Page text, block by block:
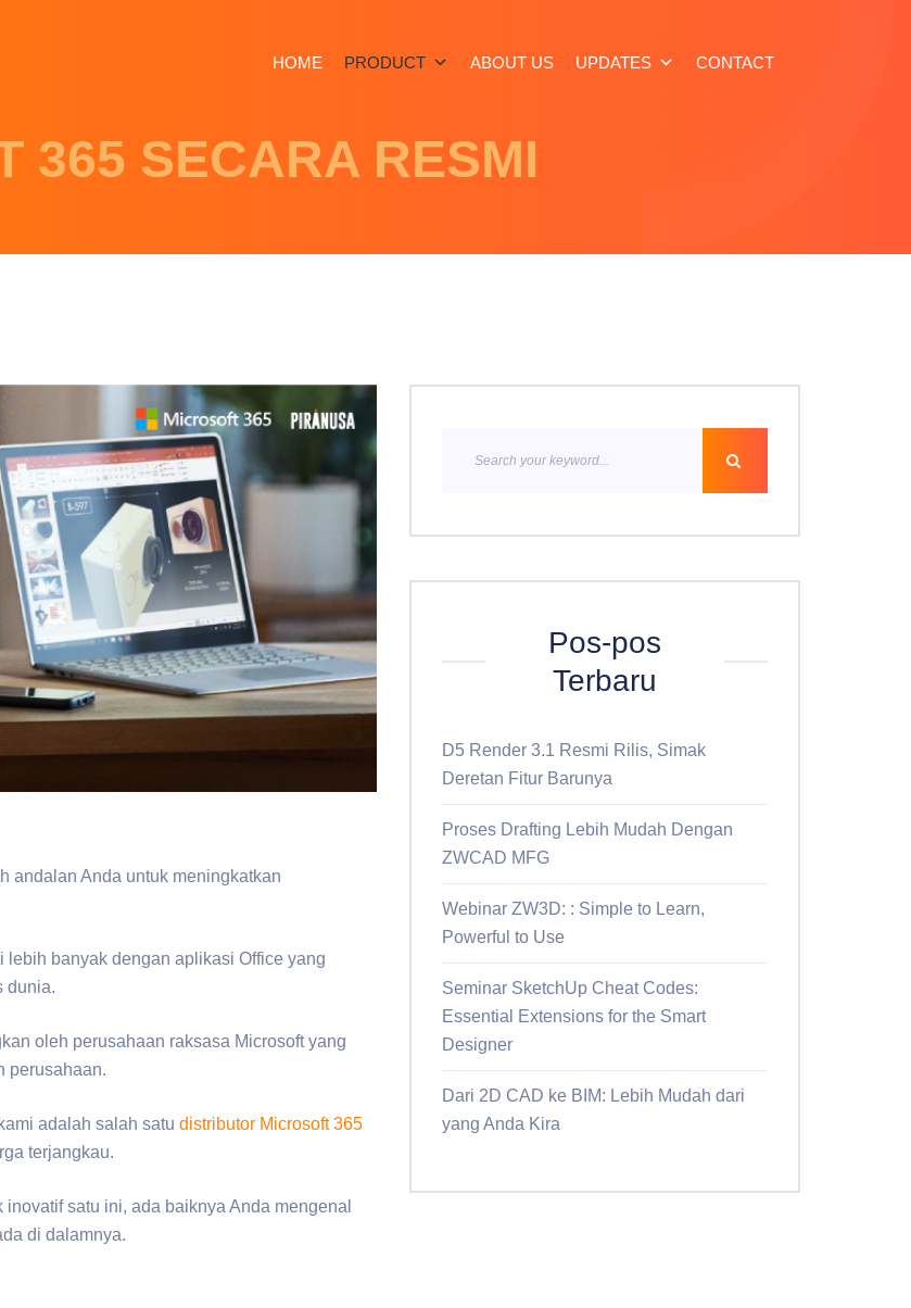
HOME PRODUCT ABOUT US UPDATES CONTACT
365 SECARA RESMI
andalan Anda untuk meningkatkan
lebih banyak dengan aplikasi Office yang
dunia.
oleh perusahaan raksasa Microsoft yang
perusahaan.
adalah salah satu distributor Microsoft 365
terjangkau.
satu ini, ada baiknya Anda mengenal
di dalamnya.
Pos-pos
Terbaru
D5 Render 3.1 Resmi Rilis, Simak
Deretan Fitur Barunya
Proses Drafting Lebih Mudah Dengan
ZWCAD MFG
Webinar ZW3D: : Simple to Learn,
Powerful to Use
Seminar SketchUp Cheat Codes:
Essential Extensions for the Smart
Designer
Dari 2D CAD ke BIM: Lebih Mudah dari
yang Anda Kira